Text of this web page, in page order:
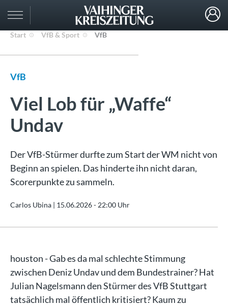
Start VfB & Sport VfB
VfB
Viel Lob für „Waffe“
Undav
Der VfB-Stürmer durfte zum Start der WM nicht von
Beginn an spielen. Das hinderte ihn nicht daran,
Scorerpunkte zu sammeln.
Carlos Ubina | 15.06.2026 - 22:00 Uhr
houston - Gab es da mal schlechte Stimmung
zwischen Deniz Undav und dem Bundestrainer? Hat
Julian Nagelsmann den Stürmer des VfB Stuttgart
tatsächlich mal öffentlich kritisiert? Kaum zu